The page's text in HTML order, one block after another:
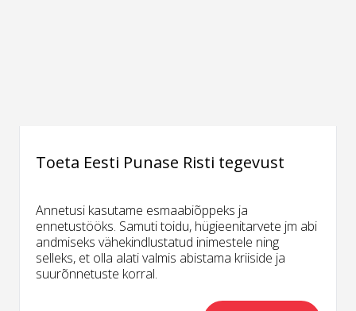
Toeta Eesti Punase Risti tegevust
Annetusi kasutame esmaabiõppeks ja
ennetustööks. Samuti toidu, hügieenitarvete jm abi
andmiseks vähekindlustatud inimestele ning
selleks, et olla alati valmis abistama kriiside ja
suurõnnetuste korral.